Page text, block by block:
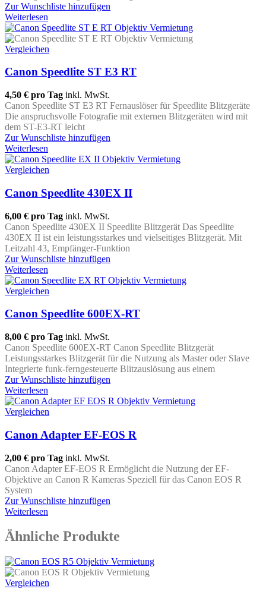
Zur Wunschliste hinzufügen
Weiterlesen
Vergleichen
Canon Speedlite ST E3 RT
4,50 € pro Tag inkl. MwSt.
Canon Speedlite ST E3 RT Fernauslöser für Speedlite Blitzgeräte
Die anspruchsvolle Fotografie mit externen Blitzgeräten wird mit
dem ST-E3-RT leicht
Zur Wunschliste hinzufügen
Weiterlesen
Vergleichen
Canon Speedlite 430EX II
6,00 € pro Tag inkl. MwSt.
Canon Speedlite 430EX II Speedlite Blitzgerät Das Speedlite
430EX II ist ein leistungsstarkes und vielseitiges Blitzgerät. Mit
Leitzahl 43, Empfänger-Funktion
Zur Wunschliste hinzufügen
Weiterlesen
Vergleichen
Canon Speedlite 600EX-RT
8,00 € pro Tag inkl. MwSt.
Canon Speedlite 600EX-RT Canon Speedlite Blitzgerät
Leistungsstarkes Blitzgerät für die Nutzung als Master oder Slave
Integrierte funk-ferngesteuerte Blitzauslösung aus einem
Zur Wunschliste hinzufügen
Weiterlesen
Vergleichen
Canon Adapter EF-EOS R
2,00 € pro Tag inkl. MwSt.
Canon Adapter EF-EOS R Ermöglicht die Nutzung der EF-
Objektive an Canon R Kameras Speziell für das Canon EOS R
System
Zur Wunschliste hinzufügen
Weiterlesen
Ähnliche Produkte
Vergleichen